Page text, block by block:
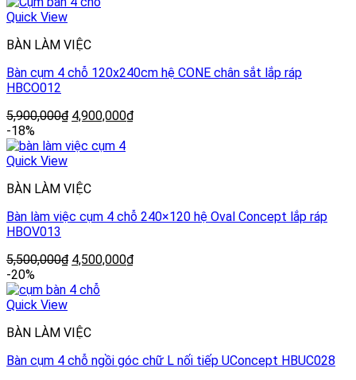
Quick View
BÀN LÀM VIỆC
Bàn cụm 4 chỗ 120x240cm hệ CONE chân sắt lắp ráp
HBCO012
5,900,000₫ 4,900,000₫
-18%
Quick View
BÀN LÀM VIỆC
Bàn làm việc cụm 4 chỗ 240×120 hệ Oval Concept lắp ráp
HBOV013
5,500,000₫ 4,500,000₫
-20%
Quick View
BÀN LÀM VIỆC
Bàn cụm 4 chỗ ngồi góc chữ L nối tiếp UConcept HBUC028